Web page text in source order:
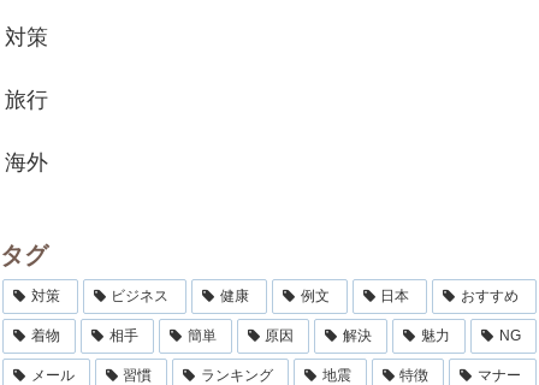
対策
旅行
海外
タグ
対策 ビジネス 健康 例文 日本 おすすめ
着物 相手 簡単 原因 解決 魅力 NG
メール 習慣 ランキング 地震 特徴 マナー